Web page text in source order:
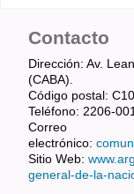
Contacto
Dirección: Av.
(CABA).
Código postal:
Teléfono: 2206-
Correo
electrónico:
Sitio Web:
general-de-la-